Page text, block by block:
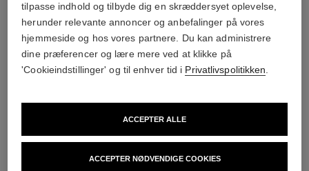
ULTRAHOLDBAR
FUGTGIVENDE FARVET
tilpasse indhold og tilbyde dig en skræddersyet oplevelse,
herunder relevante annoncer og anbefalinger på vores
hjemmeside og hos vores partnere. Du kan administrere
dine præferencer og lære mere ved at klikke på
'Cookieindstillinger' og til enhver tid i Privatlivspolitikken
ACCEPTER NØDVENDIGE COOKIES
ACCEPTER ALLE